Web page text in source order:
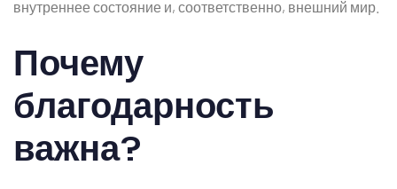
внутреннее состояние и, соответственно, внешний мир.
Почему
благодарность
важна?